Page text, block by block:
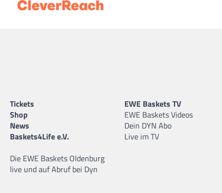
Tickets
Shop
News
Baskets4Life e.V.
Die EWE Baskets Oldenburg
live und auf Abruf bei Dyn
EWE Baskets TV
EWE Baskets Videos
Dein DYN Abo
Live im TV